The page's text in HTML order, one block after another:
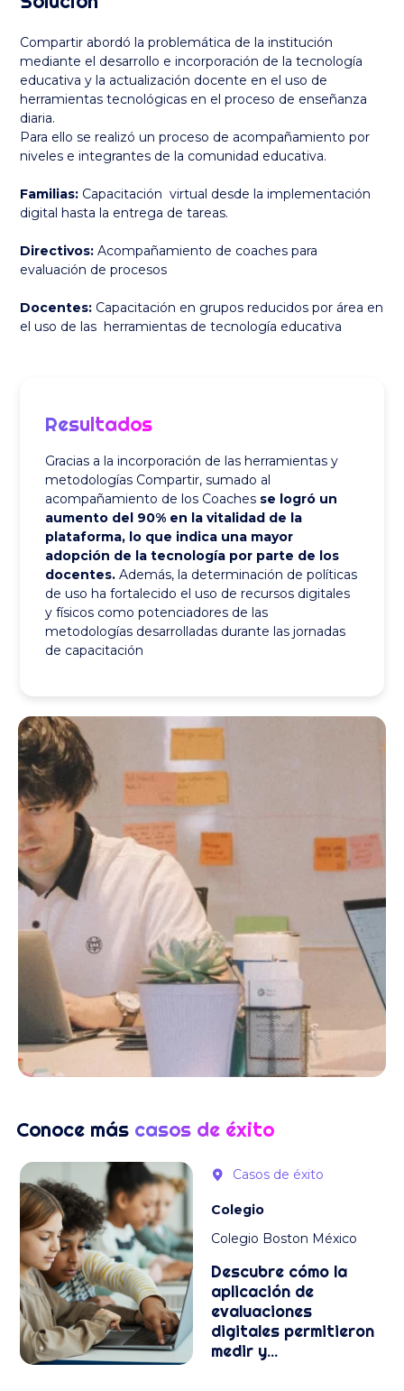
Compartir abordó la problemática de la institución
mediante el desarrollo e incorporación de la tecnología
educativa y la actualización docente en el uso de
herramientas tecnológicas en el proceso de enseñanza
diaria.
Para ello se realizó un proceso de acompañamiento por
niveles e integrantes de la comunidad educativa.
Familias: Capacitación virtual desde la implementación
digital hasta la entrega de tareas.
Directivos: Acompañamiento de coaches para
evaluación de procesos
Docentes: Capacitación en grupos reducidos por área en
el uso de las herramientas de tecnología educativa
Resultados
Gracias a la incorporación de las herramientas y
metodologías Compartir, sumado al
acompañamiento de los Coaches se logró un
aumento del 90% en la vitalidad de la
plataforma, lo que indica una mayor
adopción de la tecnología por parte de los
docentes.Además, la determinación de políticas
de uso ha fortalecido el uso de recursos digitales
y físicos como potenciadores de las
metodologías desarrolladas durante las jornadas
de capacitación
Conoce más casos de éxito
Casos de éxito
Colegio
Colegio Boston México
Descubre cómo la
aplicación de
evaluaciones
digitales permitieron
medir y...